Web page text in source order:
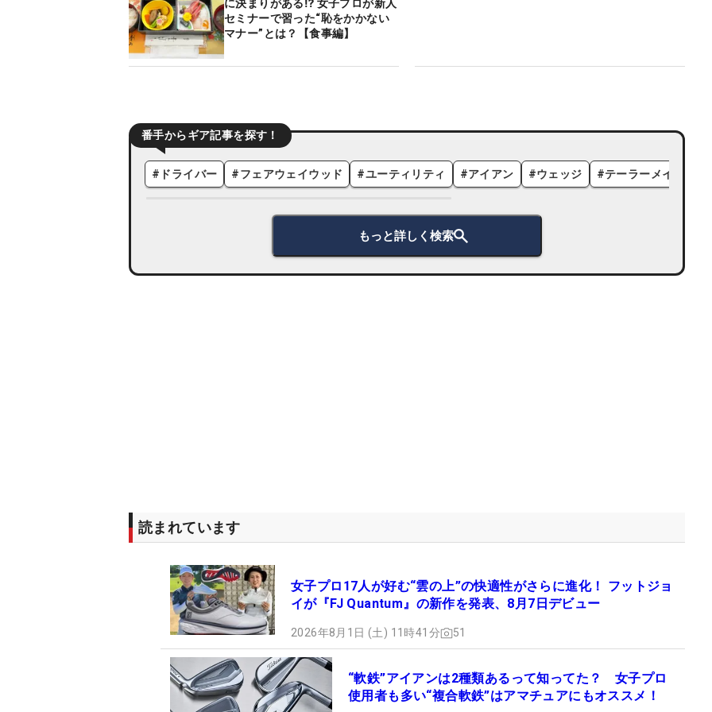
に決まりがある⁉ 女子プロが新人
セミナーで習った“恥をかかない
マナー”とは？【食事編】
番手からギア記事を探す！
# ドライバー #フェアウェイウッド #ユーティリティ #アイアン #ウェッジ #テーラーメイド
もっと詳しく検索
読まれています
女子プロ17人が好む“雲の上”の快適性がさらに進化！ フットジョ
イが『FJ Quantum』の新作を発表、8月7日デビュー
2026年8月1日 (土) 11時41分 51
“軟鉄”アイアンは2種類あるって知ってた？ 女子プロ
使用者も多い“複合軟鉄”はアマチュアにもオススメ！